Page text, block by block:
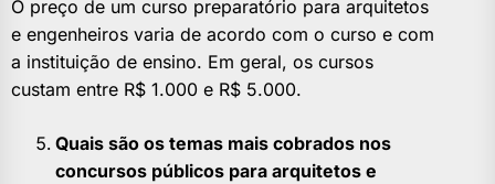
O preço de um curso preparatório para arquitetos
e engenheiros varia de acordo com o curso e com
a instituição de ensino. Em geral, os cursos
custam entre R$ 1.000 e R$ 5.000.
Quais são os temas mais cobrados nos
concursos públicos para arquitetos e